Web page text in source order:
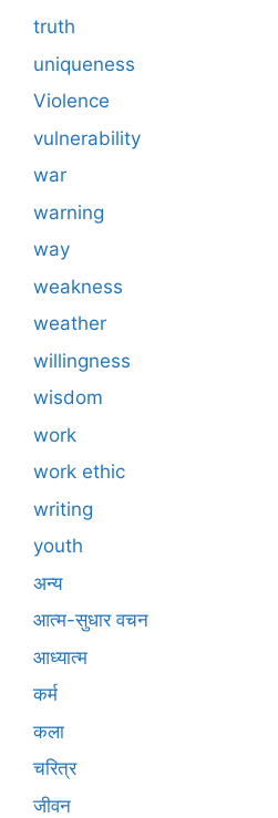
truth
uniqueness
Violence
vulnerability
war
warning
way
weakness
weather
willingness
wisdom
work
work ethic
writing
youth
अन्य
आत्म-सुधार वचन
आध्यात्म
कर्म
कला
चरित्र
जीवन